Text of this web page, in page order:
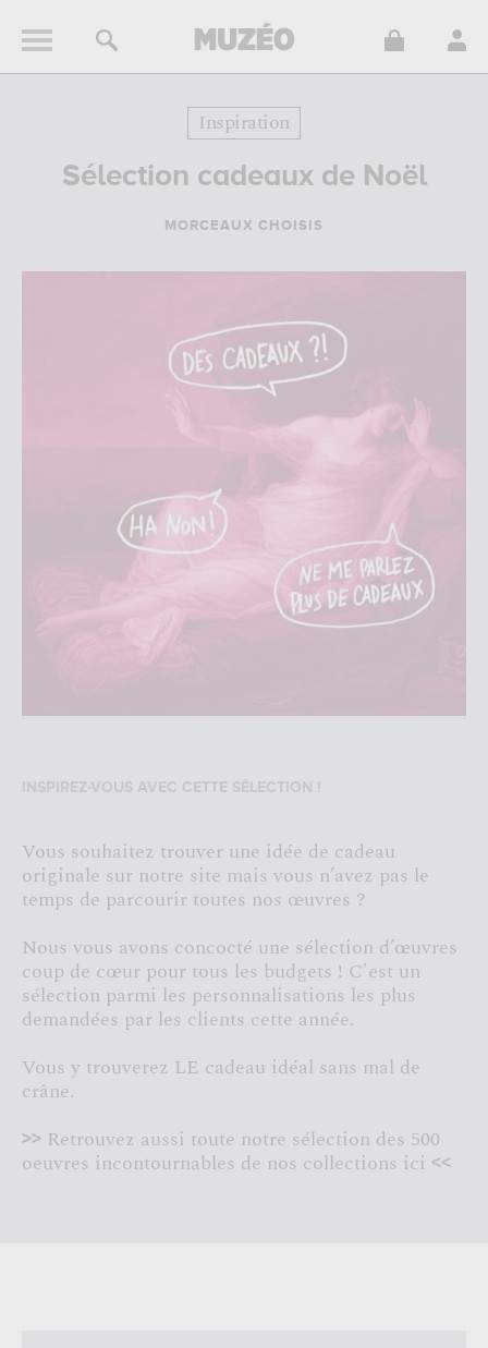
Inspiration
Sélection cadeaux de Noël
MORCEAUX CHOISIS
INSPIREZ-VOUS AVEC CETTE SÉLECTION !
Vous souhaitez trouver une idée de cadeau
originale sur notre site mais vous n’avez pas le
temps de parcourir toutes nos œuvres ?
Nous vous avons concocté une sélection d’œuvres
coup de cœur pour tous les budgets ! C'est un
sélection parmi les personnalisations les plus
demandées par les clients cette année.
Vous y trouverez LE cadeau idéal sans mal de
crâne.
>> Retrouvez aussi toute notre sélection des 500
oeuvres incontournables de nos collections ici <<